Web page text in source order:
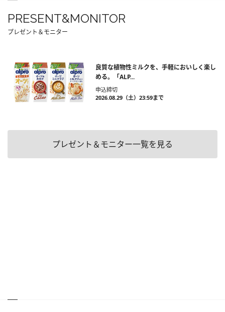
PRESENT&MONITOR
プレゼント＆モニター
良質な植物性ミルクを、手軽においしく楽し
める。「ALP...
申込締切
2026.08.29（土）23:59まで
プレゼント＆モニター一覧を見る